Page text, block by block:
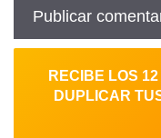
RECIBE LOS
DUPLICAR